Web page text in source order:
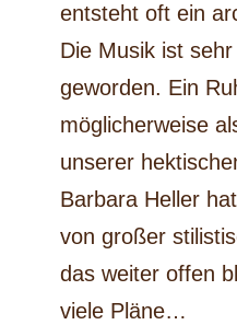
entsteht oft ein
Die Musik ist
geworden. Ein
möglicherweise
unserer
Barbara Heller
von großer
das weiter offen
viele Pläne…